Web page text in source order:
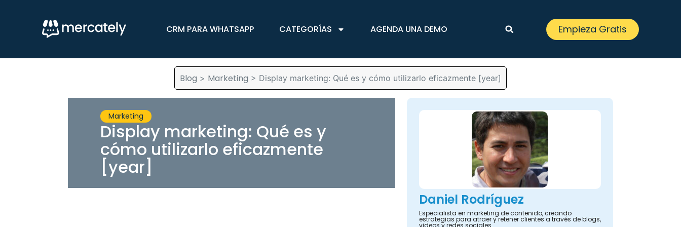
CRM PARA WHATSAPP CATEGORÍAS AGENDA UNA DEMO Empieza Gratis
Blog > Marketing > Display marketing: Qué es y cómo utilizarlo eficazmente [year]
Marketing
Display marketing: Qué es y
cómo utilizarlo eficazmente
[year]
Daniel Rodríguez
Especialista en marketing de contenido, creando
estrategias para atraer y retener clientes a través de blogs,
videos y redes sociales.